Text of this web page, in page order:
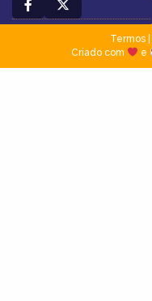
Termos|
Criado com
e